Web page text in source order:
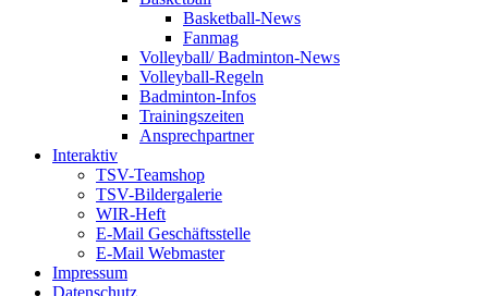
Basketball-News
Fanmag
Volleyball/ Badminton-News
Volleyball-Regeln
Badminton-Infos
Trainingszeiten
Ansprechpartner
Interaktiv
TSV-Teamshop
TSV-Bildergalerie
WIR-Heft
E-Mail Geschäftsstelle
E-Mail Webmaster
Impressum
Datenschutz